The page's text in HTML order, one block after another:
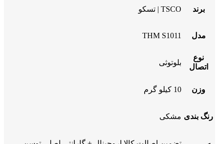
برند TSCO | تسکو
مدل THM S1011
نوع
اتصال
بلوتوثی
وزن 10 کیلو گرم
رنگ بندی مشکی